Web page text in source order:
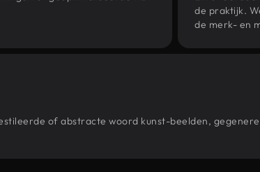
de praktijk.
de merk- en
of abstracte woord kunst-beelden,